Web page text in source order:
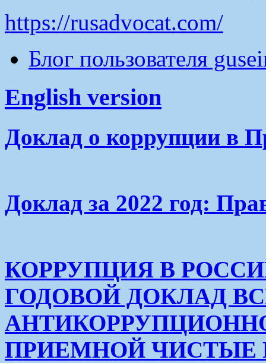
https://rusadvocat.com/
Блог пользователя
English version
Доклад о коррупции в
Доклад за 2022 год:
КОРРУПЦИЯ В
ГОДОВОЙ ДОКЛАД
ПРИЕМНОЙ ЧИСТЫЕ